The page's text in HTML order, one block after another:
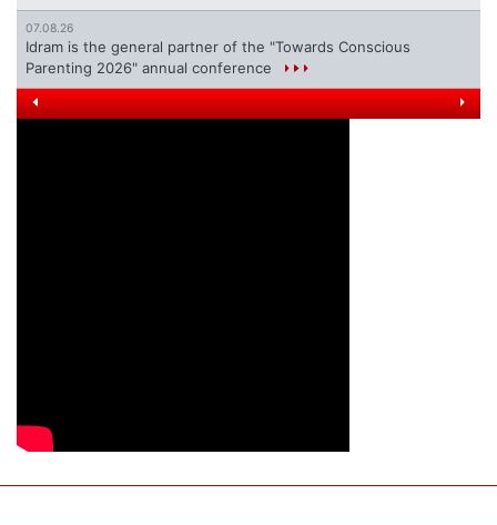
07.08.26
Idram is the general partner of the "Towards Conscious
Parenting 2026" annual conference